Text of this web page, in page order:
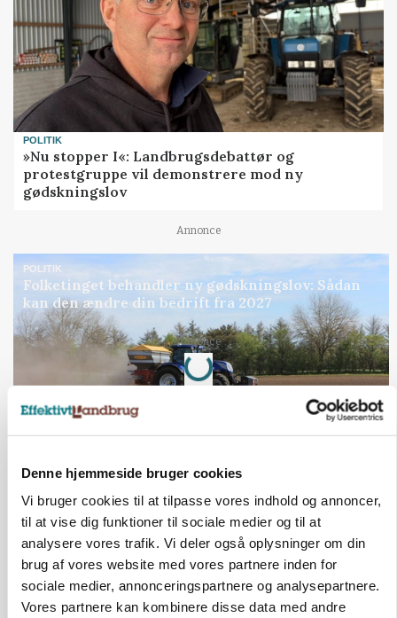
Denne hjemmeside bruger cookies
Vi bruger cookies til at tilpasse vores indhold og annoncer,
til at vise dig funktioner til sociale medier og til at
analysere vores trafik. Vi deler også oplysninger om din
brug af vores website med vores partnere inden for
sociale medier, annonceringspartnere og analysepartnere.
Vores partnere kan kombinere disse data med andre
POLITIK
»Nu stopper I«: Landbrugsdebattør og
protestgruppe vil demonstrere mod ny
gødskningslov
Annonce
POLITIK
Folketinget behandler ny gødskningslov: Sådan
kan den ændre din bedrift fra 2027
Annonce
Loading...
KVÆG